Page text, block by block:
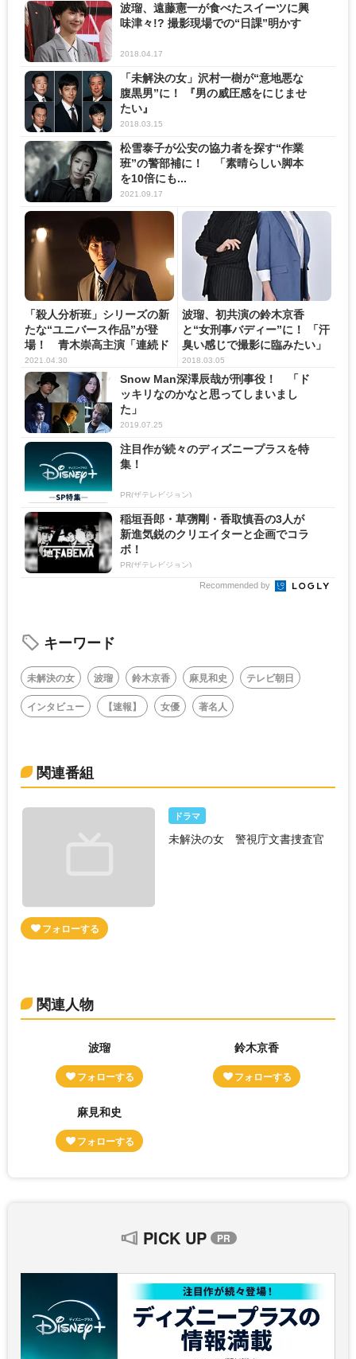
波瑠、遠藤憲一が食べたスイーツに興
味津々!? 撮影現場での“日課”明かす
2018.04.17
「未解決の女」沢村一樹が“意地悪な
腹黒男”に！ 『男の威圧感をにじませ
たい』
2018.03.15
松雪泰子が公安の協力者を探す“作業
班”の警部補に！ 「素晴らしい脚本
を10倍にも...
2021.09.17
「殺人分析班」シリーズの新
たな“ユニバース作品”が登
場！ 青木崇高主演「連続ド
ラ...
2021.04.30
波瑠、初共演の鈴木京香
と“女刑事バディー”に！ 「汗
臭い感じで撮影に臨みたい」
2018.03.05
Snow Man深澤辰哉が刑事役！ 「ド
ッキリなのかなと思ってしまいまし
た」
2019.07.25
注目作が続々のディズニープラスを特
集！
PR(ザテレビジョン)
稲垣吾郎・草彅剛・香取慎吾の3人が
新進気鋭のクリエイターと企画でコラ
ボ！
PR(ザテレビジョン)
Recommended by
キーワード
未解決の女 波瑠 鈴木京香 麻見和史
テレビ朝日
インタビュー
【速報】 女優 著名人
関連番組
ドラマ
未解決の女 警視庁文書捜査官
関連人物
波瑠 鈴木京香
麻見和史
PICK UP